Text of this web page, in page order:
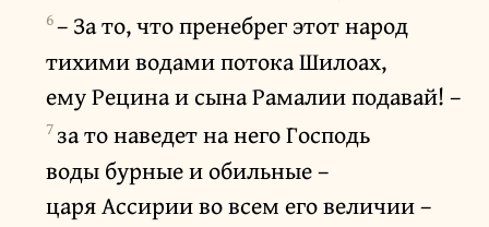
6– За то, что пренебрег этот народ
тихими водами потока Шилоах,
ему Рецина и сына Рамалии подавай! –
7за то наведет на него Господь
воды бурные и обильные –
царя Ассирии во всем его величии –